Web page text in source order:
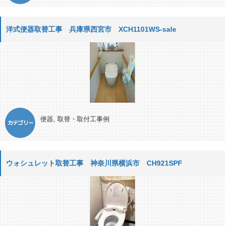
洋式便器取替工事 兵庫県西宮市 XCH1101WS-sale
便器, 取替・取付工事例
ウォシュレット取替工事 神奈川県横浜市 CH921SPF